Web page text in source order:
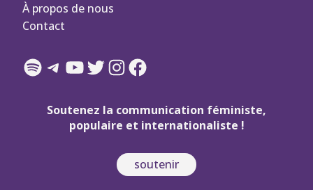
À propos de nous
Contact
Spotify
Telegram
YouTube
Twitter
Instagram
Facebook
Soutenez la communication féministe,
populaire et internationaliste !
soutenir